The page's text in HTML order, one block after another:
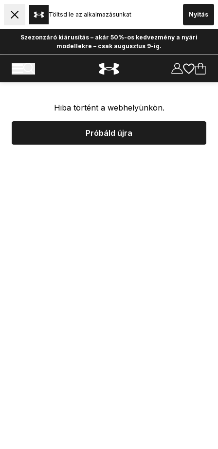
Töltsd le az alkalmazásunkat Nyitás
Szezonzáró kiárusítás – akár 50%-os kedvezmény a nyári
modellekre – csak augusztus 9-ig.
Hiba történt a webhelyünkön.
Próbáld újra